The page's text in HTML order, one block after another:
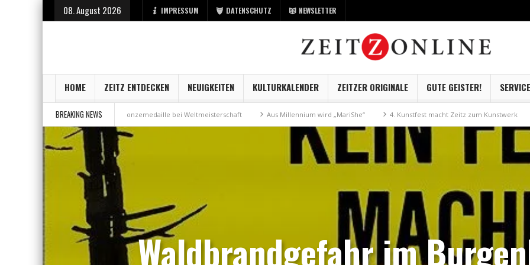
08. August 2026 IMPRESSUM DATENSCHUTZ NEWSLETTER
HOME ZEITZ ENTDECKEN NEUIGKEITEN KULTURKALENDER ZEITZER ORIGINALE GUTE GEISTER! SERVICE
BREAKING NEWS
bei der Stadt Zeitz Bronzemedaille bei Weltmeisterschaft Aus Millennium wird „MariShe“ 4. Kunstfest macht Zeitz zum Kunstwerk
Waldbrandgefahr im